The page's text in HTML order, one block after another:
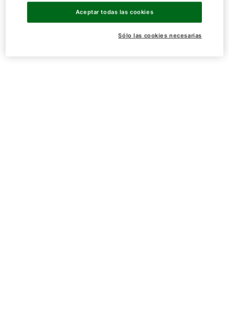
Sólo las cookies necesarias
Aceptar todas las cookies